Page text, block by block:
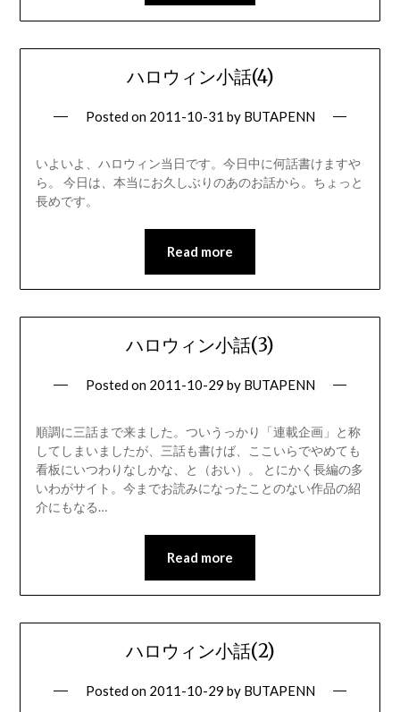
ハロウィン小話(4)
Posted on 2011-10-31 by BUTAPENN
いよいよ、ハロウィン当日です。今日中に何話書けますや
ら。 今日は、本当にお久しぶりのあのお話から。ちょっと
長めです。
Read more
ハロウィン小話(3)
Posted on 2011-10-29 by BUTAPENN
順調に三話まで来ました。ついうっかり「連載企画」と称
してしまいましたが、三話も書けば、ここいらでやめても
看板にいつわりなしかな、と（おい）。 とにかく長編の多
いわがサイト。今までお読みになったことのない作品の紹
介にもなる…
Read more
ハロウィン小話(2)
Posted on 2011-10-29 by BUTAPENN